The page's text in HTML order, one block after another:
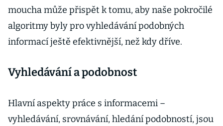
moucha může přispět k tomu, aby naše pokročilé
algoritmy byly pro vyhledávání podobných
informací ještě efektivnější, než kdy dříve.
Vyhledávání a podobnost
Hlavní aspekty práce s informacemi –
vyhledávání, srovnávání, hledání podobností, jsou